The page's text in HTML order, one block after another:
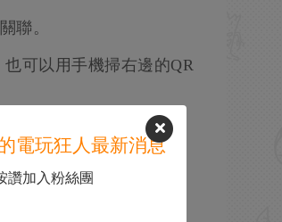
聯。
可以用手機掃右邊的QR
電玩狂人最新消息
讚加入粉絲團